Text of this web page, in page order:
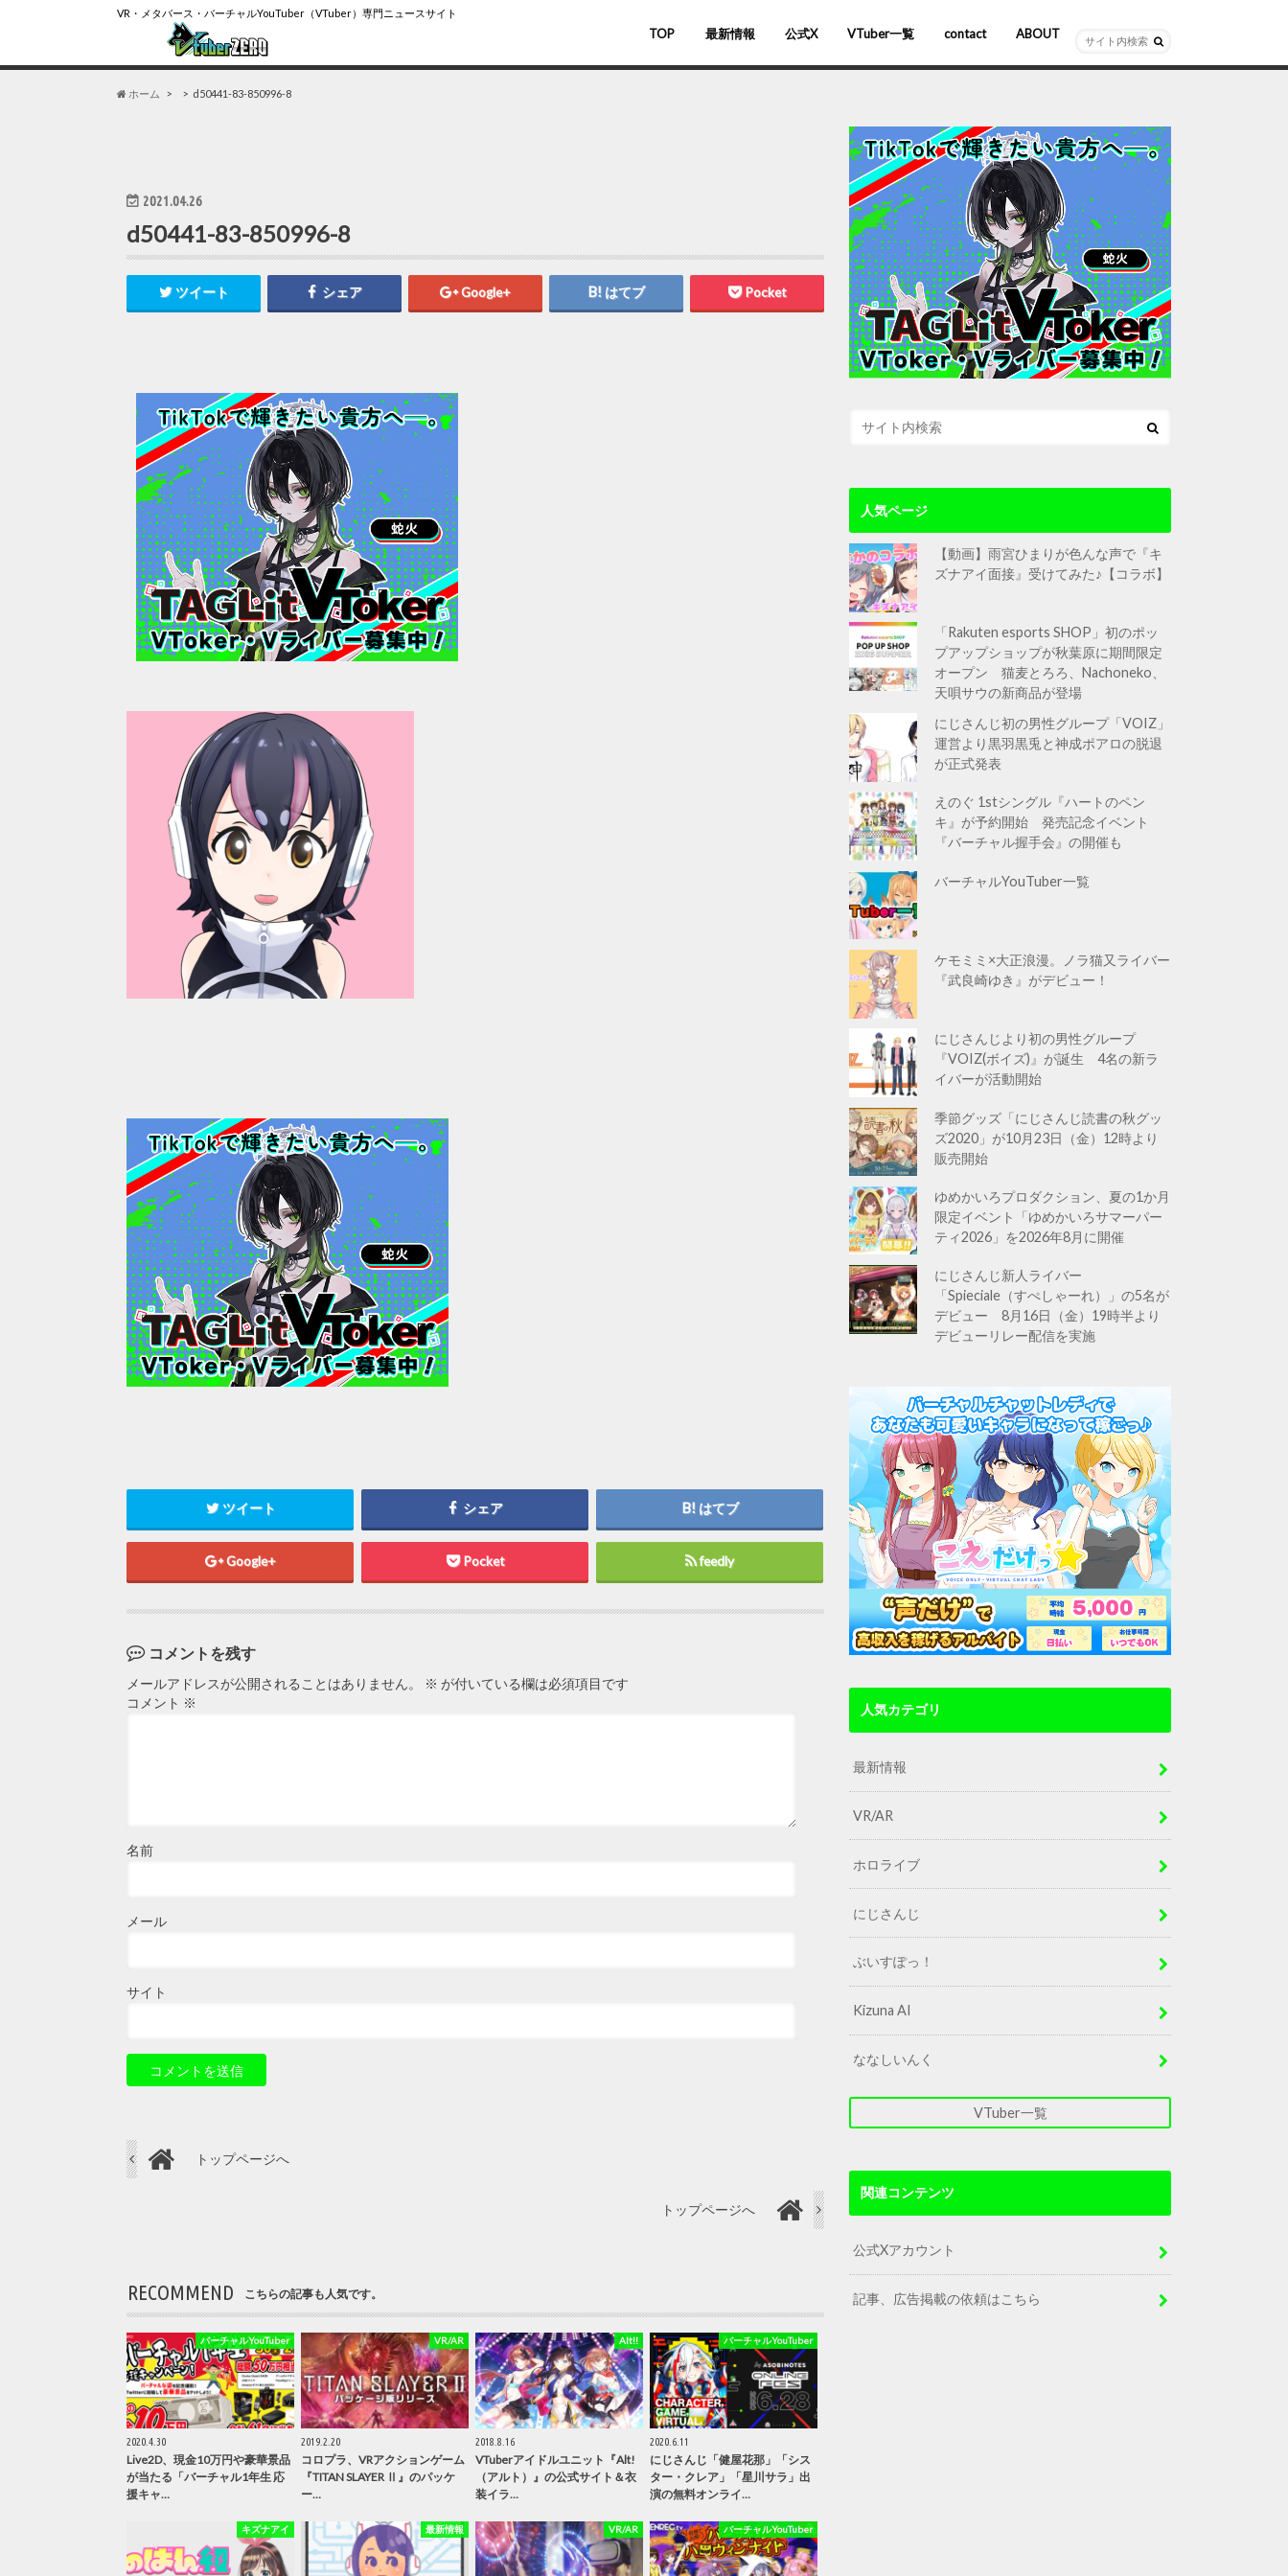
VR・メタバース・バーチャルYouTuber（VTuber）専門ニュースサイト
TOP 最新情報 公式X VTuber一覧
バーチャルYouTuber
VR/AR
ホロライブ
にじさんじ
ななしいんく
ぶいすぽっ！
contact ABOUT
ホーム d50441-83-850996-8
2021.04.26
d50441-83-850996-8
ツイート シェア Google+ はてブ Pocket
ツイート シェア はてブ
Google+ Pocket feedly
コメントを残す
メールアドレスが公開されることはありません。 ※ が付いている欄は必須項目です
コメント ※
名前
メール
サイト
トップページへ
トップページへ
RECOMMEND こちらの記事も人気です。
バーチャルYouTuber
2020.4.30
Live2D、現金10万円や豪華景品
が当たる「バーチャル1年生 応
援キャ…
VR/AR
2019.2.20
コロプラ、VRアクションゲーム
『TITAN SLAYER Ⅱ』のパッケ
ー…
Alt!!
2018.8.16
VTuberアイドルユニット『Alt!
（アルト）』の公式サイト＆衣
装イラ…
バーチャルYouTuber
2020.6.11
にじさんじ「健屋花那」「シス
ター・クレア」「星川サラ」出
演の無料オンライ…
キズナアイ 最新情報 VR/AR バーチャルYouTuber
人気ページ
【動画】雨宮ひまりが色んな声で『キ
ズナアイ面接』受けてみた♪【コラボ】
「Rakuten esports SHOP」初のポッ
プアップショップが秋葉原に期間限定
オープン 猫麦とろろ、Nachoneko、
天唄サウの新商品が登場
にじさんじ初の男性グループ「VOIZ」
運営より黒羽黒兎と神成ポアロの脱退
が正式発表
えのぐ 1stシングル『ハートのペン
キ』が予約開始 発売記念イベント
『バーチャル握手会』の開催も
バーチャルYouTuber一覧
ケモミミ×大正浪漫。ノラ猫又ライバー
『武良崎ゆき』がデビュー！
にじさんじより初の男性グループ
『VOIZ(ボイズ)』が誕生 4名の新ラ
イバーが活動開始
季節グッズ「にじさんじ読書の秋グッ
ズ2020」が10月23日（金）12時より
販売開始
ゆめかいろプロダクション、夏の1か月
限定イベント「ゆめかいろサマーパー
ティ2026」を2026年8月に開催
にじさんじ新人ライバー
「Spieciale（すぺしゃーれ）」の5名が
デビュー 8月16日（金）19時半より
デビューリレー配信を実施
人気カテゴリ
最新情報
VR/AR
ホロライブ
にじさんじ
ぶいすぽっ！
Kizuna AI
ななしいんく
VTuber一覧
関連コンテンツ
公式Xアカウント
記事、広告掲載の依頼はこちら